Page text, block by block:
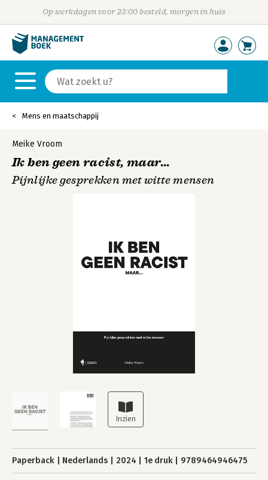
Op werkdagen voor 23:00 besteld, morgen in huis
Mens en maatschappij
Meike Vroom
Ik ben geen racist, maar...
Pijnlijke gesprekken met witte mensen
Paperback Nederlands 2024 1e druk 9789464946475